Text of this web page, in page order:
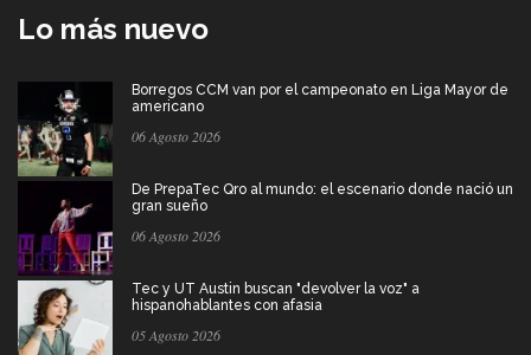
Lo más nuevo
Borregos CCM van por el campeonato en Liga Mayor de
americano
06 Agosto 2026
De PrepaTec Qro al mundo: el escenario donde nació un
gran sueño
06 Agosto 2026
Tec y UT Austin buscan "devolver la voz" a
hispanohablantes con afasia
05 Agosto 2026